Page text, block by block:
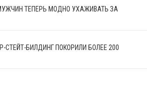
ТЕПЕРЬ МОДНО УХАЖИВАТЬ ЗА
СТЕЙТ-БИЛДИНГ ПОКОРИЛИ БОЛЕЕ 200